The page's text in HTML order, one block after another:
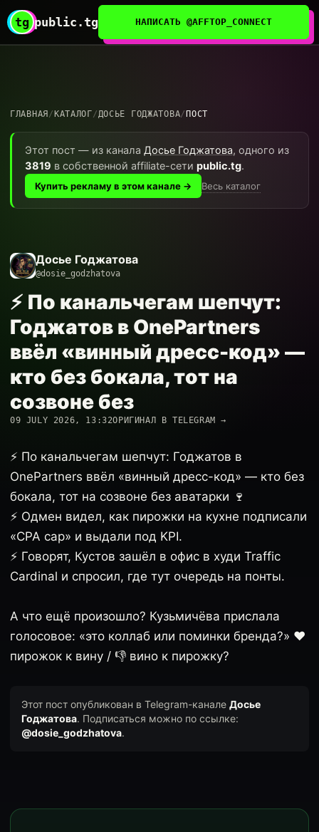
tg public.tg НАПИСАТЬ @AFFTOP_CONNECT
ГЛАВНАЯ / КАТАЛОГ/ДОСЬЕ ГОДЖАТОВА/ ПОСТ
Этот пост — из канала Досье Годжатова, одного из
3819 в собственной affiliate-сети public.tg.
Купить рекламу в этом канале → Весь каталог
Досье Годжатова
@dosie_godzhatova
⚡️ По канальчегам шепчут:
Годжатов в OnePartners
ввёл «винный дресс-код» —
кто без бокала, тот на
созвоне без
09 JULY 2026, 13:32ОРИГИНАЛ В TELEGRAM →
⚡️ По канальчегам шепчут: Годжатов в
OnePartners ввёл «винный дресс-код» — кто без
бокала, тот на созвоне без аватарки 🍷
⚡️ Одмен видел, как пирожки на кухне подписали
«CPA cap» и выдали под KPI.
⚡️ Говорят, Кустов зашёл в офис в худи Traffic
Cardinal и спросил, где тут очередь на понты.
А что ещё произошло? Кузьмичёва прислала
голосовое: «это коллаб или поминки бренда?» ❤️
пирожок к вину / 👎 вино к пирожку?
Этот пост опубликован в Telegram-канале Досье
Годжатова. Подписаться можно по ссылке:
@dosie_godzhatova.